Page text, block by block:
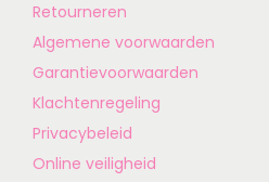
Retourneren
Algemene voorwaarden
Garantievoorwaarden
Klachtenregeling
Privacybeleid
Online veiligheid